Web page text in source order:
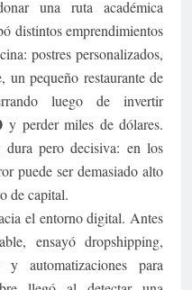
una ruta académica
distintos emprendimientos
postres personalizados,
un pequeño restaurante de
luego de invertir
y perder miles de dólares.
dura pero decisiva: en los
puede ser demasiado alto
de capital.
el entorno digital. Antes
ensayó dropshipping,
automatizaciones para